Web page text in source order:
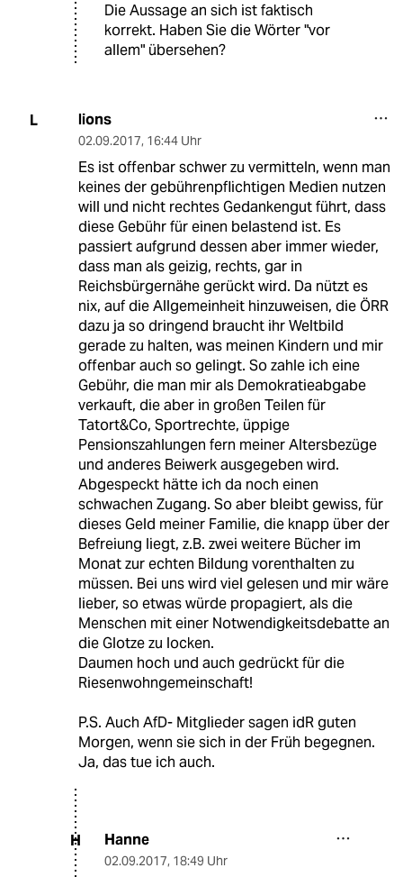
Die Aussage an sich ist faktisch
korrekt. Haben Sie die Wörter "vor
allem" übersehen?
L lions
02.09.2017, 16:44 Uhr
Es ist offenbar schwer zu vermitteln, wenn man
keines der gebührenpflichtigen Medien nutzen
will und nicht rechtes Gedankengut führt, dass
diese Gebühr für einen belastend ist. Es
passiert aufgrund dessen aber immer wieder,
dass man als geizig, rechts, gar in
Reichsbürgernähe gerückt wird. Da nützt es
nix, auf die Allgemeinheit hinzuweisen, die ÖRR
dazu ja so dringend braucht ihr Weltbild
gerade zu halten, was meinen Kindern und mir
offenbar auch so gelingt. So zahle ich eine
Gebühr, die man mir als Demokratieabgabe
verkauft, die aber in großen Teilen für
Tatort&Co, Sportrechte, üppige
Pensionszahlungen fern meiner Altersbezüge
und anderes Beiwerk ausgegeben wird.
Abgespeckt hätte ich da noch einen
schwachen Zugang. So aber bleibt gewiss, für
dieses Geld meiner Familie, die knapp über der
Befreiung liegt, z.B. zwei weitere Bücher im
Monat zur echten Bildung vorenthalten zu
müssen. Bei uns wird viel gelesen und mir wäre
lieber, so etwas würde propagiert, als die
Menschen mit einer Notwendigkeitsdebatte an
die Glotze zu locken.
Daumen hoch und auch gedrückt für die
Riesenwohngemeinschaft!
P.S. Auch AfD- Mitglieder sagen idR guten
Morgen, wenn sie sich in der Früh begegnen.
Ja, das tue ich auch.
H Hanne
02.09.2017, 18:49 Uhr